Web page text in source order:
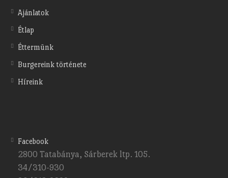
Ajánlatok
Étlap
Éttermünk
Burgereink története
Híreink
Facebook
2800 Tatabánya, Sárberek ltp. 105.
34/310-930